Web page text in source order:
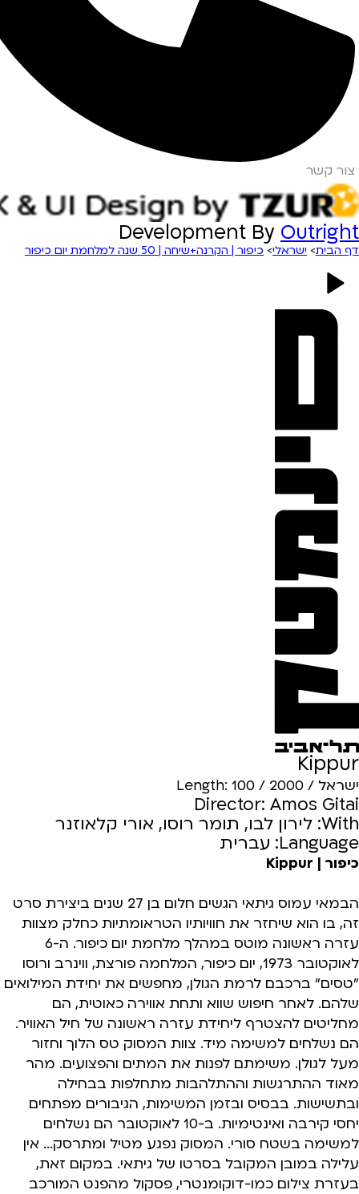
צור קשר
Development By Outright
דף הבית> ישראלי> כיפור | הקרנה+שיחה | 50 שנה למלחמת יום כיפור
Kippur
ישראל / 2000 / Length: 100
Director: Amos Gitai
With: לירון לבו, תומר רוסו, אורי קלאוזנר
Language: עברית
כיפור | Kippur
הבמאי עמוס גיתאי הגשים חלום בן 27 שנים ביצירת סרט
זה, בו הוא שיחזר את חוויותיו הטראומתיות כחלק מצוות
עזרה ראשונה מוטס במהלך מלחמת יום כיפור. ה-6
לאוקטובר 1973, יום כיפור, המלחמה פורצת, ווינרב ורוסו
"טסים" ברכבם לרמת הגולן, מחפשים את יחידת המילואים
שלהם. לאחר חיפוש שווא ותחת אווירה כאוטית, הם
מחליטים להצטרף ליחידת עזרה ראשונה של חיל האוויר.
הם נשלחים למשימה מיד. צוות המסוק טס הלוך וחזור
מעל לגולן. משימתם לפנות את המתים והפצועים. מהר
מאוד ההתרגשות וההתלהבות מתחלפות בבחילה
ובתשישות. בבסיס ובזמן המשימות, הגיבורים מפתחים
יחסי קירבה ואינטימיות. ב-10 לאוקטובר הם נשלחים
למשימה בשטח סורי. המסוק נפגע מטיל ומתרסק... אין
עלילה במובן המקובל בסרטו של גיתאי. במקום זאת,
בעזרת צילום כמו-דוקומנטרי, פסקול מהפנט המורכב